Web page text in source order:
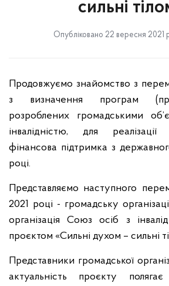
сильні
Опубліковано 22 вересня 2021
Продовжуємо знайомство з
з визначення програм
розроблених громадськими
інвалідністю, для
фінансова підтримка з
році.
Представляємо наступного
2021 році - громадську
організація Союз осіб з
проєктом «Сильні духом – сильні
Представники громадської
актуальність проєкту